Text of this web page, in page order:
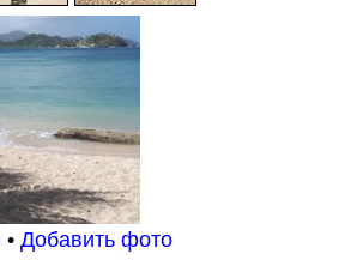
• Добавить фото